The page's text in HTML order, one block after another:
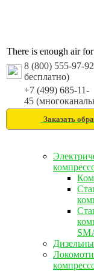
There is enough air
8 (800) 555-97-
бесплатно)
+7 (499) 685-11-
45
Заказать